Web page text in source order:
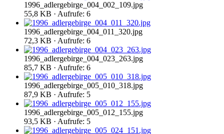
1996_adlergebirge_004_002_109.jpg
55,8 KB · Aufrufe: 6
1996_adlergebirge_004_011_320.jpg
72,3 KB · Aufrufe: 6
1996_adlergebirge_004_023_263.jpg
85,7 KB · Aufrufe: 6
1996_adlergebirge_005_010_318.jpg
87,9 KB · Aufrufe: 5
1996_adlergebirge_005_012_155.jpg
93,5 KB · Aufrufe: 5